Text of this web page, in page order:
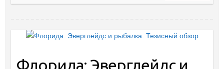
Флорида: Эверглейдс и